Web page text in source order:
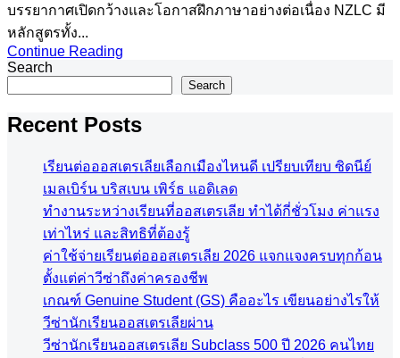
บรรยากาศเปิดกว้างและโอกาสฝึกภาษาอย่างต่อเนื่อง NZLC มี
หลักสูตรทั้ง...
Continue Reading
Search
Search
Recent Posts
เรียนต่อออสเตรเลียเลือกเมืองไหนดี เปรียบเทียบ ซิดนีย์
เมลเบิร์น บริสเบน เพิร์ธ แอดิเลด
ทำงานระหว่างเรียนที่ออสเตรเลีย ทำได้กี่ชั่วโมง ค่าแรง
เท่าไหร่ และสิทธิที่ต้องรู้
ค่าใช้จ่ายเรียนต่อออสเตรเลีย 2026 แจกแจงครบทุกก้อน
ตั้งแต่ค่าวีซ่าถึงค่าครองชีพ
เกณฑ์ Genuine Student (GS) คืออะไร เขียนอย่างไรให้
วีซ่านักเรียนออสเตรเลียผ่าน
วีซ่านักเรียนออสเตรเลีย Subclass 500 ปี 2026 คนไทย